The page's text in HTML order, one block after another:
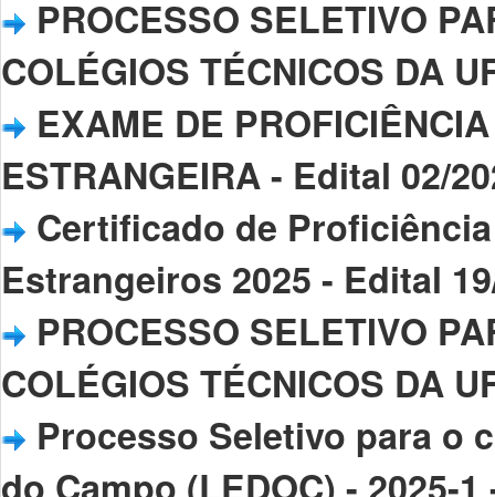
PROCESSO SELETIVO
COLÉGIOS TÉCNICOS DA
EXAME DE
ESTRANGEIRA - Edital 02/
Certificado de
Estrangeiros 2025 - Edital
PROCESSO SELETIVO
COLÉGIOS TÉCNICOS DA
Processo Seletivo para o